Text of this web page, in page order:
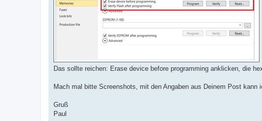
Das sollte reichen: Erase device before programming anklicken, die
Mach mal bitte Screenshots, mit den Angaben aus Deinem Post kann
Gruß
Paul